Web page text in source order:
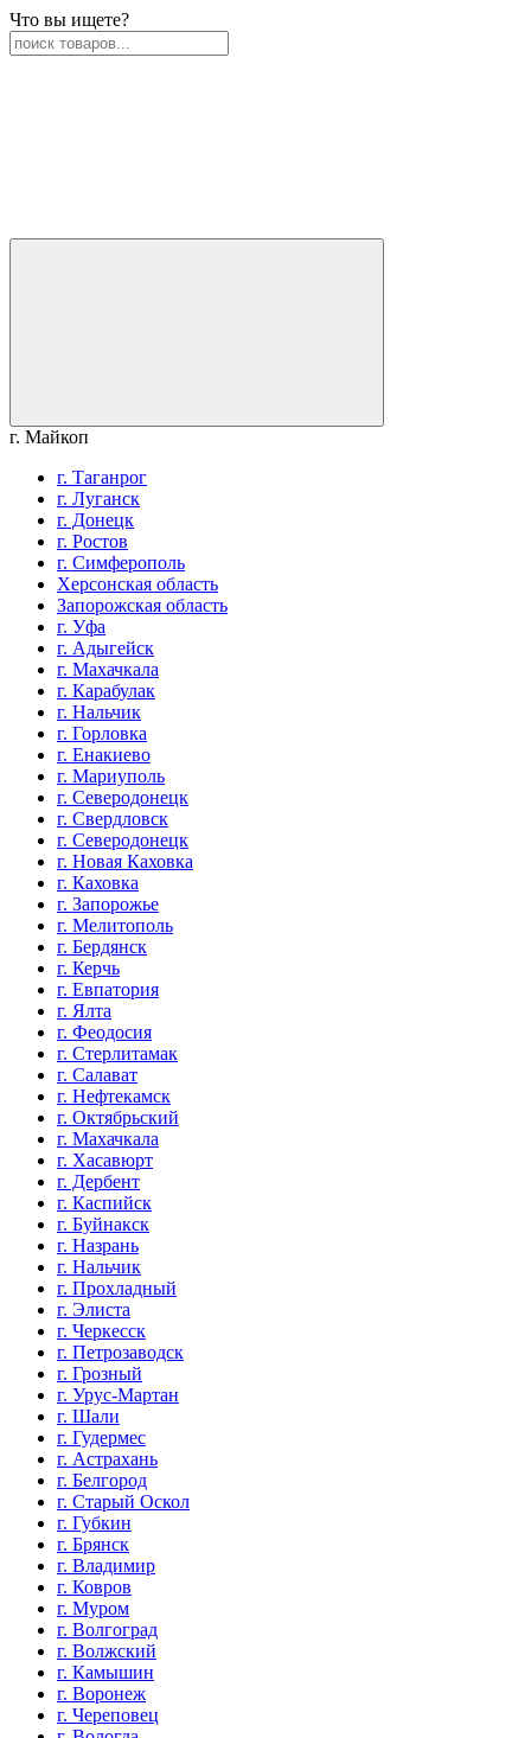
Что вы ищете?
г. Майкоп
г. Таганрог
г. Луганск
г. Донецк
г. Ростов
г. Симферополь
Херсонская область
Запорожская область
г. Уфа
г. Адыгейск
г. Махачкала
г. Карабулак
г. Нальчик
г. Горловка
г. Енакиево
г. Мариуполь
г. Северодонецк
г. Свердловск
г. Северодонецк
г. Новая Каховка
г. Каховка
г. Запорожье
г. Мелитополь
г. Бердянск
г. Керчь
г. Евпатория
г. Ялта
г. Феодосия
г. Стерлитамак
г. Салават
г. Нефтекамск
г. Октябрьский
г. Махачкала
г. Хасавюрт
г. Дербент
г. Каспийск
г. Буйнакск
г. Назрань
г. Нальчик
г. Прохладный
г. Элиста
г. Черкесск
г. Петрозаводск
г. Грозный
г. Урус-Мартан
г. Шали
г. Гудермес
г. Астрахань
г. Белгород
г. Старый Оскол
г. Губкин
г. Брянск
г. Владимир
г. Ковров
г. Муром
г. Волгоград
г. Волжский
г. Камышин
г. Воронеж
г. Череповец